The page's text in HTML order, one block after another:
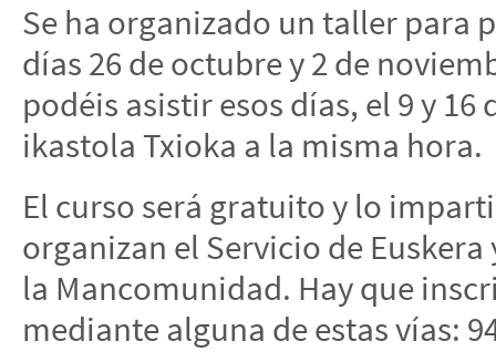
Se ha organizado un taller para
días 26 de octubre y 2 de
podéis asistir esos días, el 9 y
ikastola Txioka a la misma hora.
El curso será gratuito y lo
organizan el Servicio de
la Mancomunidad. Hay que
mediante alguna de estas vías: